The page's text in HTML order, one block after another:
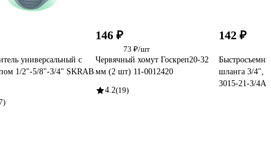
универсальный с
1/2"-5/8"-3/4" SKRAB
146 ₽
73 ₽/шт
Червячный хомут Госкреп20-32
мм (2 шт) 11-0012420
4.2(19)
142 ₽
шланга 3/4",
3015-21-3/